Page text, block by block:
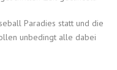
Paradies statt und die
unbedingt alle dabei